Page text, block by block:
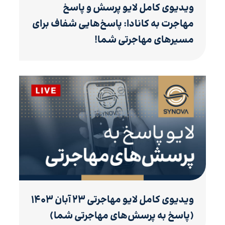
ویدیوی کامل لایو پرسش و پاسخ
مهاجرت به کانادا: پاسخ‌هایی شفاف برای
مسیرهای مهاجرتی شما!
ویدیوی کامل لایو مهاجرتی ۲۳ آبان ۱۴۰۳
(پاسخ به پرسش‌های مهاجرتی شما)